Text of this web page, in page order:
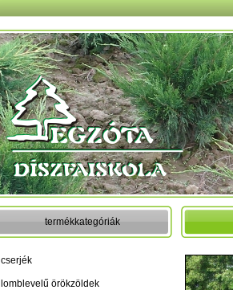
termékkategóriák
cserjék
lomblevelű örökzöldek